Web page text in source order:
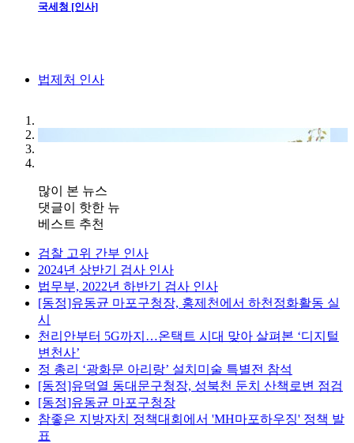
국세청 [인사]
법제처 인사
많이 본 뉴스
댓글이 핫한 뉴
베스트 추천
검찰 고위 간부 인사
2024년 상반기 검사 인사
법무부, 2022년 하반기 검사 인사
[동정]유동균 마포구청장, 홍제천에서 하천정화활동 실
시
천리안부터 5G까지…온택트 시대 맞아 살펴본 ‘디지털
변천사’
정 총리 ‘광화문 아리랑’ 설치미술 특별전 참석
[동정]유덕열 동대문구청장, 성북천 둔치 산책로변 점검
[동정]유동균 마포구청장
참좋은 지방자치 정책대회에서 'MH마포하우징' 정책 발
표